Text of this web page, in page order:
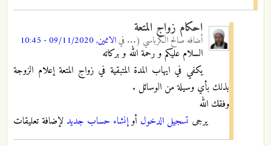
احكام زواج المتعة
أضافه صالح الكرباسي (... فيالاثنين, 09/11/2020 - 10:45
السلام عليكم و رحمة الله و بركاته
يكفي في ايهاب المدة المتبقية في زواج المتعة إعلام الزوجة
بذلك بأي وسيلة من الوسائل .
وفقك الله
يرجى تسجيل الدخول أوإنشاء حساب جديد لإضافة تعليقات